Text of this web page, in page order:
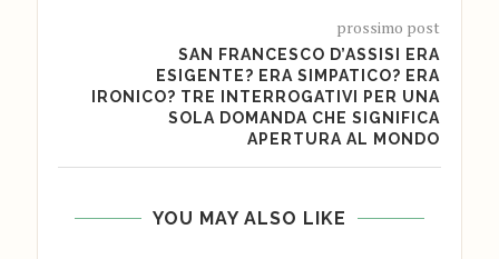
prossimo post
SAN FRANCESCO D’ASSISI ERA
ESIGENTE? ERA SIMPATICO? ERA
IRONICO? TRE INTERROGATIVI PER UNA
SOLA DOMANDA CHE SIGNIFICA
APERTURA AL MONDO
YOU MAY ALSO LIKE